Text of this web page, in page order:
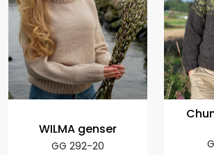
WILMA genser
GG 292-20